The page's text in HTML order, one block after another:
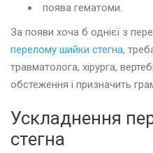
поява гематоми.
За появи хоча б однієї з
перелому шийки стегна,
травматолога, хірурга,
обстеження і призначить
Ускладнення
стегна